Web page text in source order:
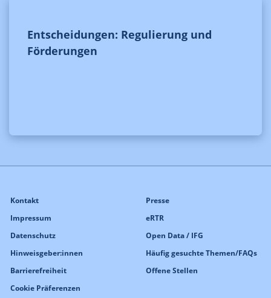
Entscheidungen: Regulierung und
Förderungen
Kontakt
Impressum
Datenschutz
Hinweisgeber:innen
Barrierefreiheit
Cookie Präferenzen
Presse
eRTR
Open Data / IFG
Häufig gesuchte Themen/FAQs
Offene Stellen